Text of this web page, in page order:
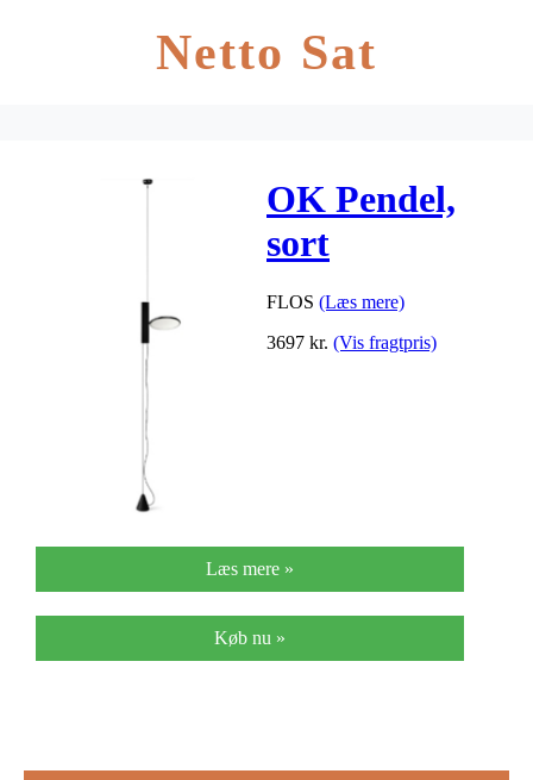
Netto Sat
OK Pendel,
sort
FLOS (Læs mere)
3697 kr. (Vis fragtpris)
Læs mere »
Køb nu »